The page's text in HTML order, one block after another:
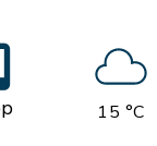
15 °C